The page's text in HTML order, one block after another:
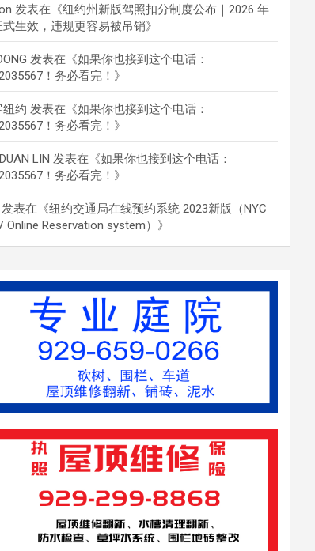
发表在《纽约州新版驾照扣分制度公布｜2026 年
式生效，违规更容易被吊销》
发表在《如果你也接到这个电话：
！务必看完！ 》
纽约 发表在《如果你也接到这个电话：
！务必看完！ 》
LIN 发表在《如果你也接到这个电话：
！务必看完！ 》
发表在《纽约交通局在线预约系统 2023新版（NYC
Online Reservation system） 》